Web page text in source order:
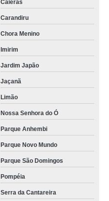
Caieras
Carandiru
Chora Menino
Imirim
Jardim Japão
Jaçanã
Limão
Nossa Senhora do Ó
Parque Anhembi
Parque Novo Mundo
Parque São Domingos
Pompéia
Serra da Cantareira